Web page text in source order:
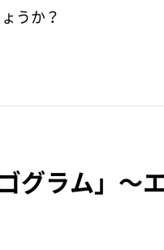
うか？
グラム」～